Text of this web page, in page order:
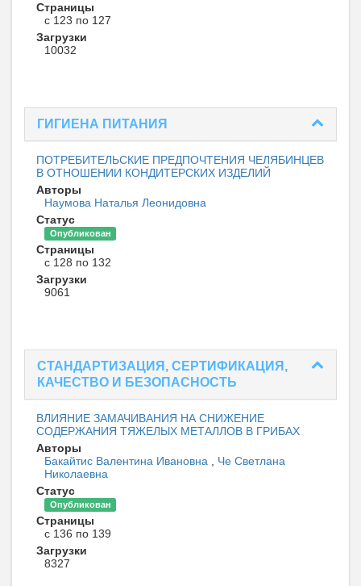
Страницы
с 123 по 127
Загрузки
10032
ГИГИЕНА ПИТАНИЯ
ПОТРЕБИТЕЛЬСКИЕ ПРЕДПОЧТЕНИЯ ЧЕЛЯБИНЦЕВ
В ОТНОШЕНИИ КОНДИТЕРСКИХ ИЗДЕЛИЙ
Авторы
Наумова Наталья Леонидовна
Статус
Опубликован
Страницы
с 128 по 132
Загрузки
9061
СТАНДАРТИЗАЦИЯ, СЕРТИФИКАЦИЯ,
КАЧЕСТВО И БЕЗОПАСНОСТЬ
ВЛИЯНИЕ ЗАМАЧИВАНИЯ НА СНИЖЕНИЕ
СОДЕРЖАНИЯ ТЯЖЕЛЫХ МЕТАЛЛОВ В ГРИБАХ
Авторы
Бакайтис Валентина Ивановна
Че Светлана
Николаевна
Статус
Опубликован
Страницы
с 136 по 139
Загрузки
8327